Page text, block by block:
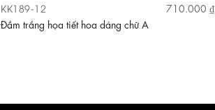
KK189-12
710.000 ₫
Đầm trắng họa tiết hoa dáng chữ A